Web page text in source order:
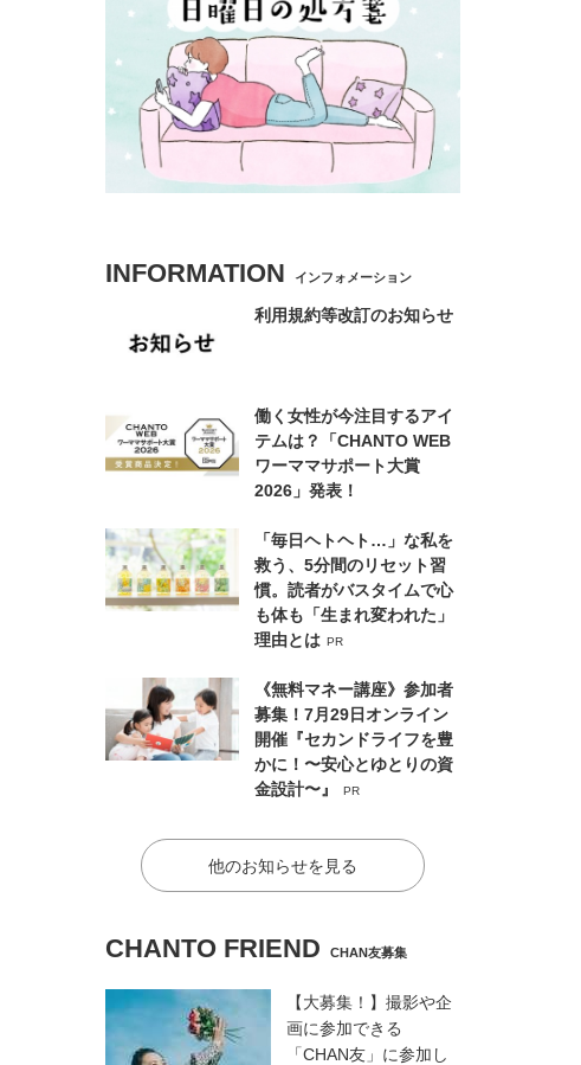
INFORMATION インフォメーション
利用規約等改訂のお知らせ
働く女性が今注目するアイ
テムは？「CHANTO WEB
ワーママサポート大賞
2026」発表！
「毎日ヘトヘト…」な私を
救う、5分間のリセット習
慣。読者がバスタイムで心
も体も「生まれ変われた」
理由とは PR
《無料マネー講座》参加者
募集！7月29日オンライン
開催『セカンドライフを豊
かに！〜安心とゆとりの資
金設計〜』
PR
他のお知らせを見る
CHANTO FRIEND CHAN友募集
【大募集！】撮影や企
画に参加できる
「CHAN友」に参加し